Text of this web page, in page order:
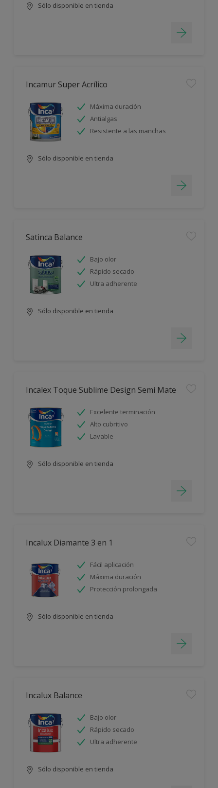
Sólo disponible en tienda
Incamur Super Acrílico
Máxima duración
Antialgas
Resistente a las manchas
Sólo disponible en tienda
Satinca Balance
Bajo olor
Rápido secado
Ultra adherente
Sólo disponible en tienda
Incalex Toque Sublime Design Semi Mate
Excelente terminación
Alto cubritivo
Lavable
Sólo disponible en tienda
Incalux Diamante 3 en 1
Fácil aplicación
Máxima duración
Protección prolongada
Sólo disponible en tienda
Incalux Balance
Bajo olor
Rápido secado
Ultra adherente
Sólo disponible en tienda